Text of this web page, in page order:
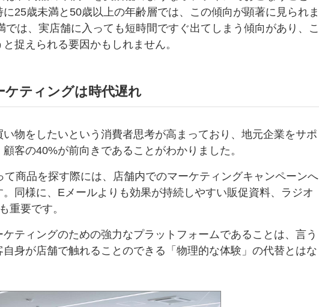
25歳未満と50歳以上の年齢層では、この傾向が顕著に見られま
では、実店舗に入っても短時間ですぐ出てしまう傾向があり、こ
捉えられる要因かもしれません。
ケティングは時代遅れ
物をしたいという消費者思考が高まっており、地元企業をサポ
客の40%が前向きであることがわかりました。
商品を探す際には、店舗内でのマーケティングキャンペーンへ
同様に、Eメールよりも効果が持続しやすい販促資料、ラジオ
重要です。
ティングのための強力なプラットフォームであることは、言う
身が店舗で触れることのできる「物理的な体験」の代替とはな